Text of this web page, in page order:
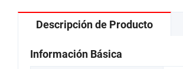
Descripción de Producto
Información Básica